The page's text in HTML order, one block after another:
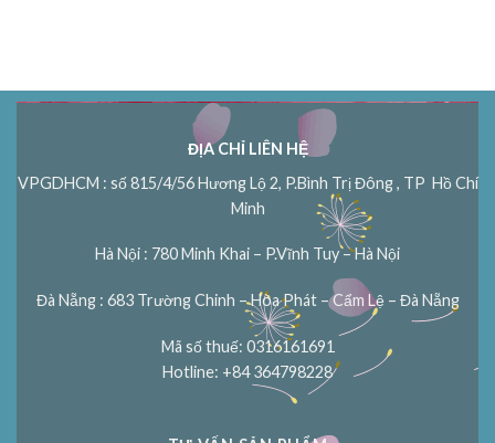
ĐỊA CHỈ LIÊN HỆ
VPGDHCM : số 815/4/56 Hương Lộ 2, P.Bình Trị Đông , TP Hồ Chí
Minh
Hà Nội : 780 Minh Khai – P.Vĩnh Tuy – Hà Nội
Đà Nẵng : 683 Trường Chinh – Hòa Phát – Cẩm Lệ – Đà Nẵng
Mã số thuế: 0316161691
Hotline: +84 364798228